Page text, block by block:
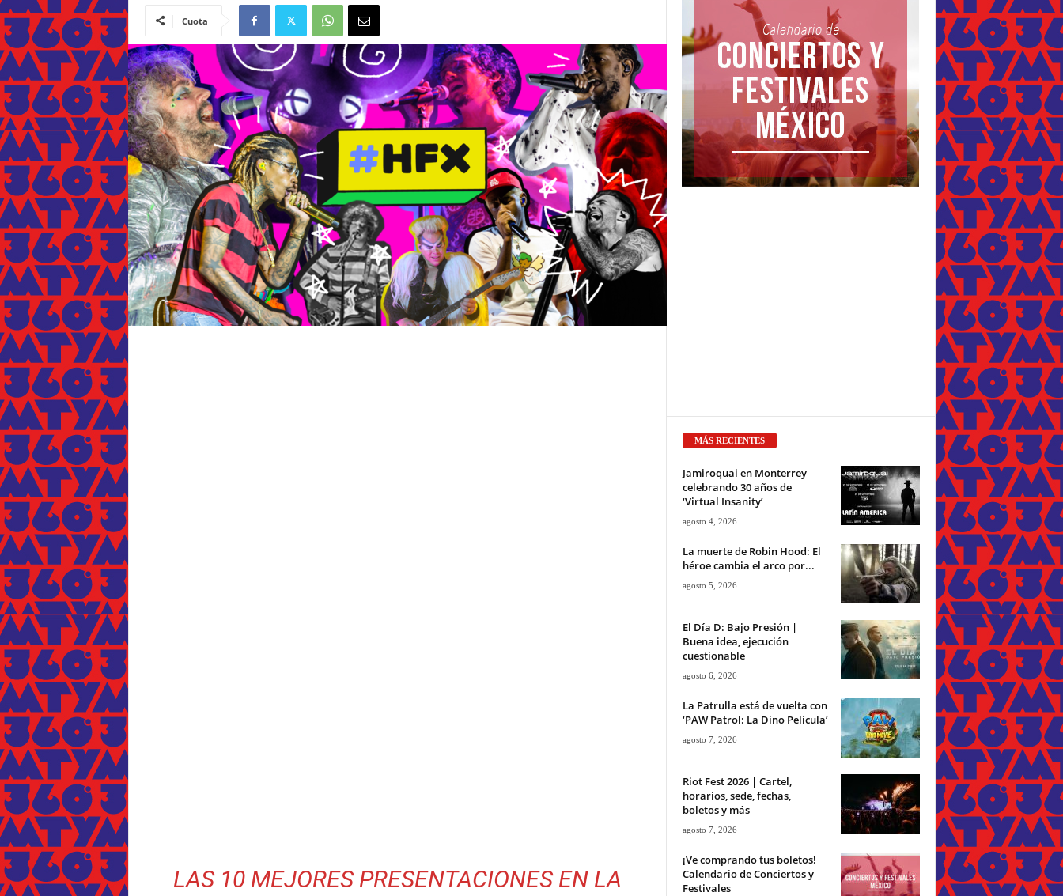
Cuota
LAS 10 MEJORES PRESENTACIONES EN LA
MÁS RECIENTES
Jamiroquai en Monterrey
celebrando 30 años de
‘Virtual Insanity’
agosto 4, 2026
La muerte de Robin Hood: El
héroe cambia el arco por...
agosto 5, 2026
El Día D: Bajo Presión |
Buena idea, ejecución
cuestionable
agosto 6, 2026
La Patrulla está de vuelta con
‘PAW Patrol: La Dino Película’
agosto 7, 2026
Riot Fest 2026 | Cartel,
horarios, sede, fechas,
boletos y más
agosto 7, 2026
¡Ve comprando tus boletos!
Calendario de Conciertos y
Festivales